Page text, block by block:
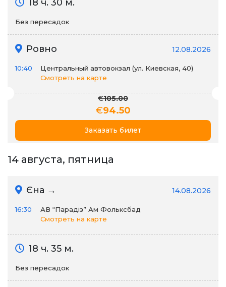
18 ч. 30 м.
Без пересадок
Ровно 12.08.2026
10:40
Центральный автовокзал (ул. Киевская, 40)
Смотреть на карте
€105.00
€94.50
Заказать билет
14 августа, пятница
Єна → 14.08.2026
16:30
АВ “Парадіз” Ам Фольксбад
Смотреть на карте
18 ч. 35 м.
Без пересадок